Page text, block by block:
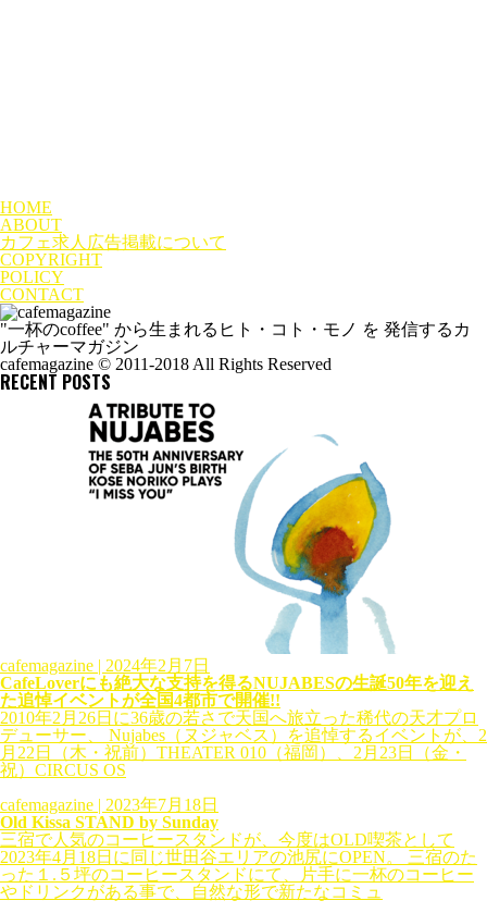
HOME
ABOUT
カフェ求人広告掲載について
COPYRIGHT
POLICY
CONTACT
"一杯のcoffee" から生まれるヒト・コト・モノ を 発信するカ
ルチャーマガジン
cafemagazine © 2011-2018 All Rights Reserved
RECENT POSTS
cafemagazine | 2024年2月7日
CafeLoverにも絶大な支持を得るNUJABESの生誕50年を迎え
た追悼イベントが全国4都市で開催!!
2010年2月26日に36歳の若さで天国へ旅立った稀代の天才プロ
デューサー、 Nujabes（ヌジャベス）を追悼するイベントが、2
月22日（木・祝前）THEATER 010（福岡）、2月23日（金・
祝）CIRCUS OS
cafemagazine | 2023年7月18日
Old Kissa STAND by Sunday
三宿で人気のコーヒースタンドが、今度はOLD喫茶として
2023年4月18日に同じ世田谷エリアの池尻にOPEN。 三宿のた
った１.５坪のコーヒースタンドにて、片手に一杯のコーヒー
やドリンクがある事で、自然な形で新たなコミュ